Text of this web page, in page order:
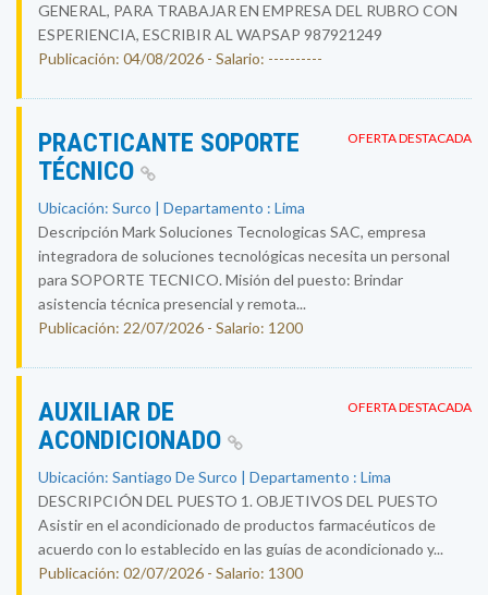
GENERAL, PARA TRABAJAR EN EMPRESA DEL RUBRO CON
ESPERIENCIA, ESCRIBIR AL WAPSAP 987921249
Publicación: 04/08/2026 - Salario: ----------
OFERTA DESTACADA
PRACTICANTE SOPORTE
TÉCNICO
Ubicación: Surco | Departamento : Lima
Descripción Mark Soluciones Tecnologicas SAC, empresa
integradora de soluciones tecnológicas necesita un personal
para SOPORTE TECNICO. Misión del puesto: Brindar
asistencia técnica presencial y remota...
Publicación: 22/07/2026 - Salario: 1200
OFERTA DESTACADA
AUXILIAR DE
ACONDICIONADO
Ubicación: Santiago De Surco | Departamento : Lima
DESCRIPCIÓN DEL PUESTO 1. OBJETIVOS DEL PUESTO
Asistir en el acondicionado de productos farmacéuticos de
acuerdo con lo establecido en las guías de acondicionado y...
Publicación: 02/07/2026 - Salario: 1300